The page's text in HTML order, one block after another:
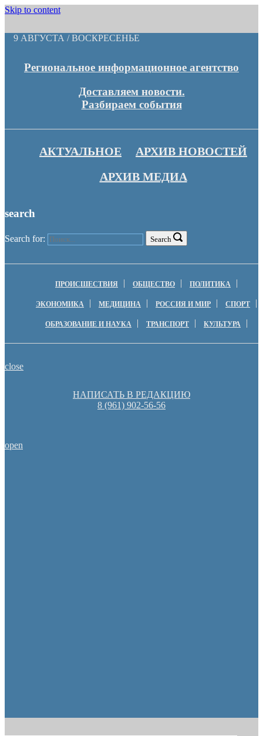
Skip to content
9 АВГУСТА / ВОСКРЕСЕНЬЕ
Региональное информационное агентство
Доставляем новости.
Разбираем события
АКТУАЛЬНОЕ
АРХИВ НОВОСТЕЙ
АРХИВ МЕДИА
search
Search for: Search
ПРОИСШЕСТВИЯ ОБЩЕСТВО ПОЛИТИКА
ЭКОНОМИКА МЕДИЦИНА РОССИЯ И МИР СПОРТ
ОБРАЗОВАНИЕ И НАУКА ТРАНСПОРТ КУЛЬТУРА
close
НАПИСАТЬ В РЕДАКЦИЮ
8 (961) 902-56-56
open